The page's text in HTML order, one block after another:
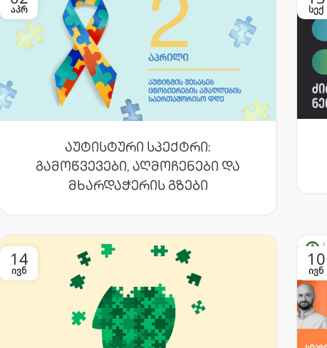
ᲐᲞᲠ
Აუტისტური Სპექტრი:
Გამოწვევები, Აღმოჩენები Და
Მხარდაჭერის Გზები
ᲡᲔᲥ
14
ᲘᲕᲜ
10
ᲘᲕᲜ